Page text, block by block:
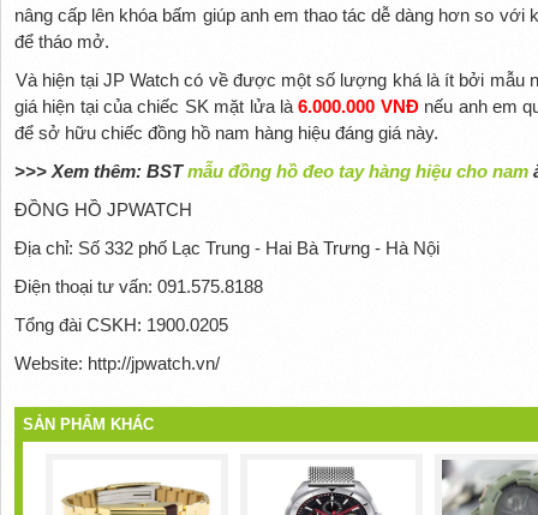
nâng cấp lên khóa bấm giúp anh em thao tác dễ dàng hơn so
để tháo mở.
Và hiện tại JP Watch có về được một số lượng khá là ít bởi mẫu
giá hiện tại của chiếc SK mặt lửa là6.000.000 VNĐ nếu anh em
để sở hữu chiếc đồng hồ nam hàng hiệu đáng giá này.
>>> Xem thêm: BSTmẫu đồng hồ đeo tay hàng hiệu cho nam
ĐỒNG HỒ JPWATCH
Địa chỉ: Số 332 phố Lạc Trung - Hai Bà Trưng - Hà Nội
Điện thoại tư vấn: 091.575.8188
Tổng đài CSKH: 1900.0205
Website: http://jpwatch.vn/
SẢN PHẨM KHÁC